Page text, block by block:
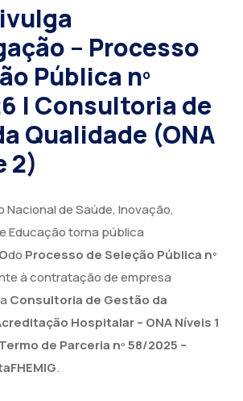
– Processo
Pública nº
| Consultoria de
Qualidade (ONA
2)
Nacional de Saúde, Inovação,
Educação torna pública
do Processo de Seleção Pública nº
à contratação de empresa
Consultoria de Gestão da
Hospitalar – ONA Níveis 1
Termo de Parceria nº 58/2025 –
.